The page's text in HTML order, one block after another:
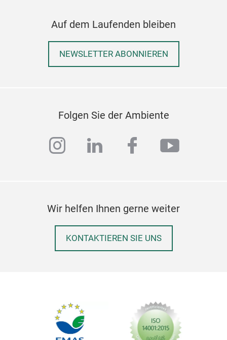
Auf dem Laufenden bleiben
NEWSLETTER ABONNIEREN
Folgen Sie der Ambiente
instagram
linkedinfacebook
Wir helfen Ihnen gerne weiter
KONTAKTIEREN SIE UNS